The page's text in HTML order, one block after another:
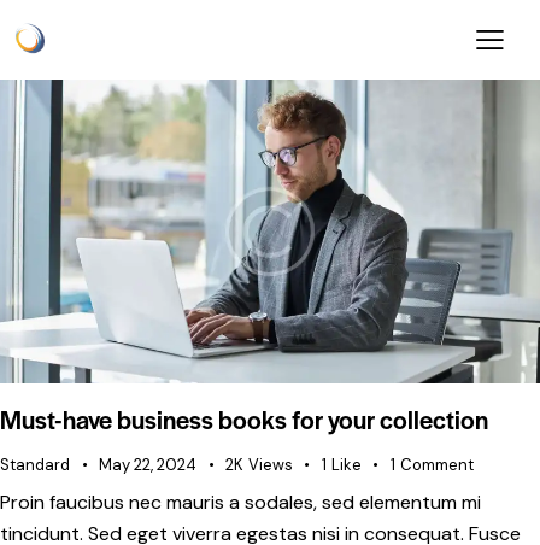
Must-have business books for your collection
Standard May 22, 2024 2K Views 1 Like 1 Comment
Proin faucibus nec mauris a sodales, sed elementum mi
tincidunt. Sed eget viverra egestas nisi in consequat. Fusce